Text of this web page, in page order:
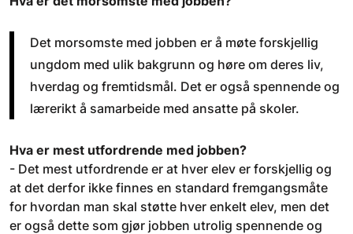
Det morsomste med jobben er å møte forskjellig
ungdom med ulik bakgrunn og høre om deres liv,
hverdag og fremtidsmål. Det er også spennende og
lærerikt å samarbeide med ansatte på skoler.
Hva er mest utfordrende med jobben?
- Det mest utfordrende er at hver elev er forskjellig og
at det derfor ikke finnes en standard fremgangsmåte
for hvordan man skal støtte hver enkelt elev, men det
er også dette som gjør jobben utrolig spennende og